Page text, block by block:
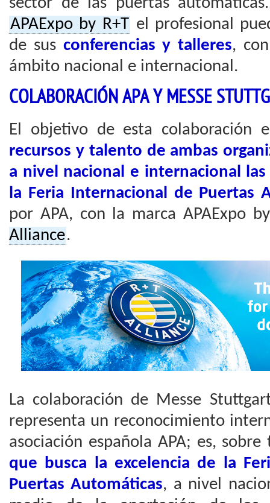
APAExpo by R+T el profesional
de sus conferencias y talleres,
ámbito nacional e internacional.
COLABORACIÓN APA Y MESSE
El objetivo de esta colaboración
recursos y talento de ambas
a nivel nacional e internacional
la Feria Internacional de Puertas
por APA, con la marca APAExpo
Alliance.
La colaboración de Messe
representa un reconocimiento
asociación española APA; es,
que busca la excelencia de la
Puertas Automáticas, a nivel